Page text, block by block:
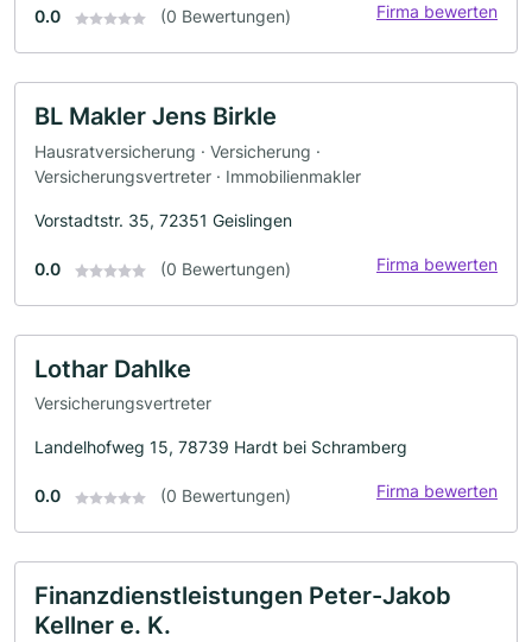
0.0 (0 Bewertungen) Firma bewerten
BL Makler Jens Birkle
Hausratversicherung · Versicherung ·
Versicherungsvertreter · Immobilienmakler
Vorstadtstr. 35, 72351 Geislingen
0.0 (0 Bewertungen) Firma bewerten
Lothar Dahlke
Versicherungsvertreter
Landelhofweg 15, 78739 Hardt bei Schramberg
0.0 (0 Bewertungen) Firma bewerten
Finanzdienstleistungen Peter-Jakob
Kellner e. K.